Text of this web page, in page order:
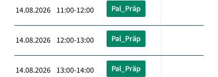
14.08.2026 11:00-12:00 Pal_Präp
14.08.2026 12:00-13:00 Pal_Präp
14.08.2026 13:00-14:00 Pal_Präp